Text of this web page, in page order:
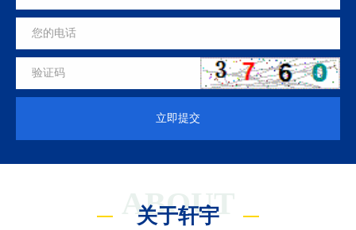
立即提交
ABOUT
关于轩宇